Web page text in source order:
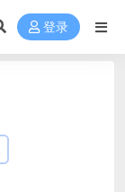
登录